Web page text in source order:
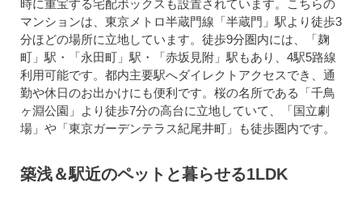
時に重宝する宅配ボックスも設置されています。こちらの
マンションは、東京メトロ半蔵門線「半蔵門」駅より徒歩3
分ほどの場所に立地しています。徒歩9分圏内には、「麹
町」駅・「永田町」駅・「赤坂見附」駅もあり、4駅5路線
利用可能です。都内主要駅へダイレクトアクセスでき、通
勤や休日のお出かけにも便利です。桜の名所である「千鳥
ヶ淵公園」より徒歩7分の高台に立地していて、「国立劇
場」や「東京ガーデンテラス紀尾井町」も徒歩圏内です。
築浅＆駅近のペットと暮らせる1LDK